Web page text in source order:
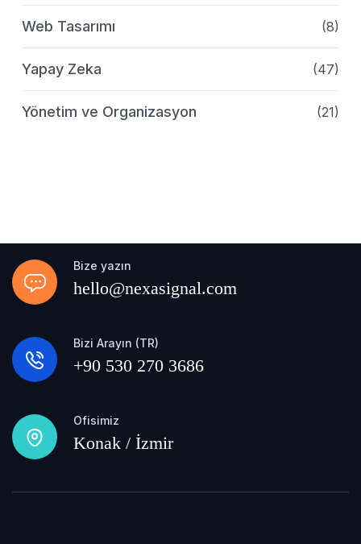
Web Tasarımı (8)
Yapay Zeka (47)
Yönetim ve Organizasyon (21)
Bize yazın
hello@nexasignal.com
Bizi Arayın (TR)
+90 530 270 3686
Ofisimiz
Konak / İzmir